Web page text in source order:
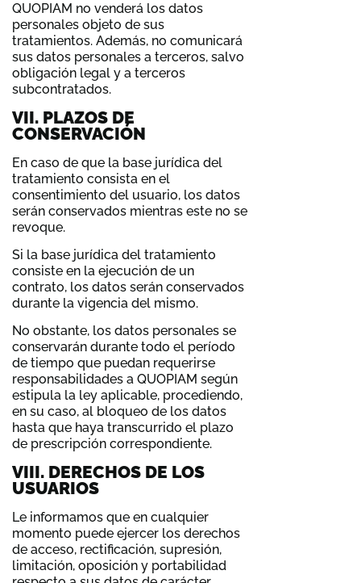
QUOPIAM no venderá los datos
personales objeto de sus
tratamientos. Además, no comunicará
sus datos personales a terceros, salvo
obligación legal y a terceros
subcontratados.
VII. PLAZOS DE
CONSERVACIÓN
En caso de que la base jurídica del
tratamiento consista en el
consentimiento del usuario, los datos
serán conservados mientras este no se
revoque.
Si la base jurídica del tratamiento
consiste en la ejecución de un
contrato, los datos serán conservados
durante la vigencia del mismo.
No obstante, los datos personales se
conservarán durante todo el período
de tiempo que puedan requerirse
responsabilidades a QUOPIAM según
estipula la ley aplicable, procediendo,
en su caso, al bloqueo de los datos
hasta que haya transcurrido el plazo
de prescripción correspondiente.
VIII. DERECHOS DE LOS
USUARIOS
Le informamos que en cualquier
momento puede ejercer los derechos
de acceso, rectificación, supresión,
limitación, oposición y portabilidad